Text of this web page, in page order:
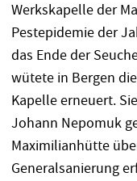
Werkskapelle der
Pestepidemie der
das Ende der
wütete in Bergen
Kapelle erneuert.
Johann Nepomuk
Maximilianhütte
Generalsanierung